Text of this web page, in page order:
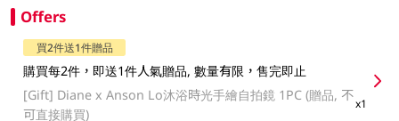
Offers
買2件送1件贈品
購買每2件，即送1件人氣贈品, 數量有限，售完即止
[Gift] Diane x Anson Lo沐浴時光手繪自拍鏡 1PC (贈品, 不
可直接購買)
x1